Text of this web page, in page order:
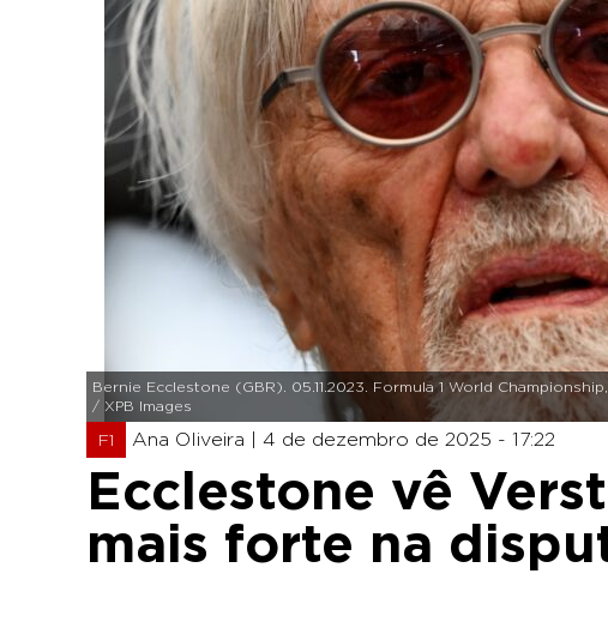
Bernie Ecclestone (GBR). 05.11.2023. Formula 1 World
/ XPB Images
F1 Ana Oliveira | 4 de dezembro de 2025 - 17:22
Ecclestone vê
mais forte na